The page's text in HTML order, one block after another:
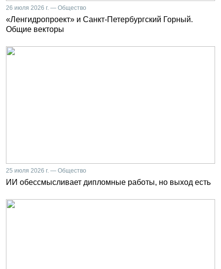
26 июля 2026 г. — Общество
«Ленгидропроект» и Санкт-Петербургский Горный.
Общие векторы
25 июля 2026 г. — Общество
ИИ обессмысливает дипломные работы, но выход есть